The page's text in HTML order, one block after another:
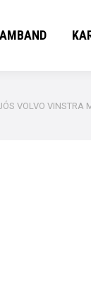
VOLVO VINSTRA